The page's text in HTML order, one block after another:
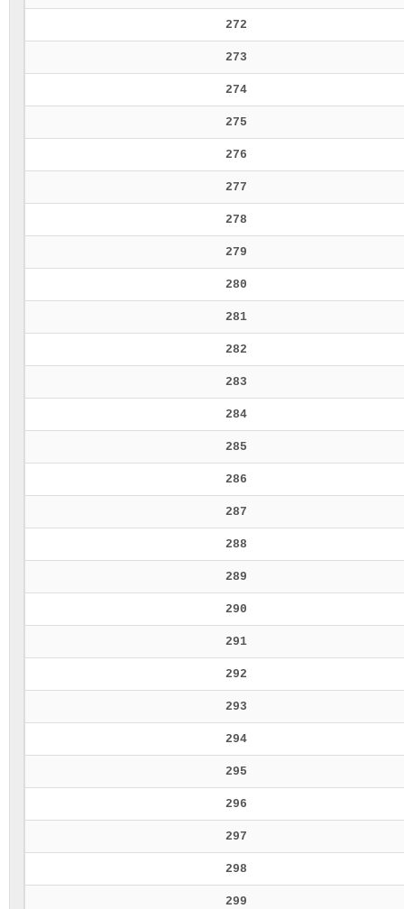
272
273
274
275
276
277
278
279
280
281
282
283
284
285
286
287
288
289
290
291
292
293
294
295
296
297
298
299